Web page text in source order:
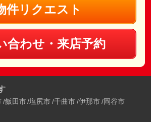
件リクエスト
合わせ・来店予約
飯田市 塩尻市 千曲市 伊那市 岡谷市